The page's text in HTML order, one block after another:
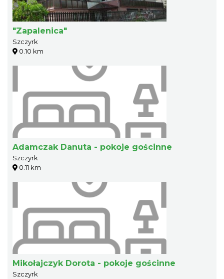
"Zapalenica"
Szczyrk
0.10 km
Adamczak Danuta - pokoje gościnne
Szczyrk
0.11 km
Mikołajczyk Dorota - pokoje gościnne
Szczyrk